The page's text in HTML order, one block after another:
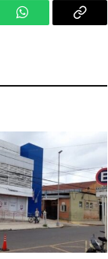
WhatsAppCopy